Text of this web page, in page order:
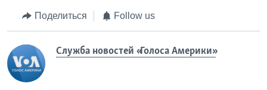
Поделиться Follow us
Служба новостей «Голоса Америки»